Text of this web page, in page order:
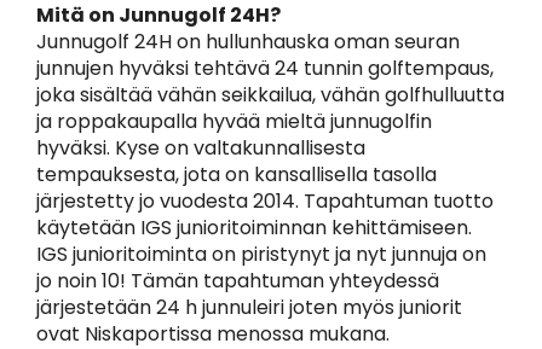
Mitä on Junnugolf 24H?
Junnugolf 24H on hullunhauska oman seuran
junnujen hyväksi tehtävä 24 tunnin golftempaus,
joka sisältää vähän seikkailua, vähän golfhulluutta
ja roppakaupalla hyvää mieltä junnugolfin
hyväksi. Kyse on valtakunnallisesta
tempauksesta, jota on kansallisella tasolla
järjestetty jo vuodesta 2014. Tapahtuman tuotto
käytetään IGS junioritoiminnan kehittämiseen.
IGS junioritoiminta on piristynyt ja nyt junnuja on
jo noin 10! Tämän tapahtuman yhteydessä
järjestetään 24 h junnuleiri joten myös juniorit
ovat Niskaportissa menossa mukana.